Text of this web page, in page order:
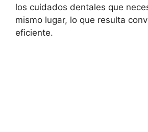
los cuidados dentales que
mismo lugar, lo que resulta
eficiente.